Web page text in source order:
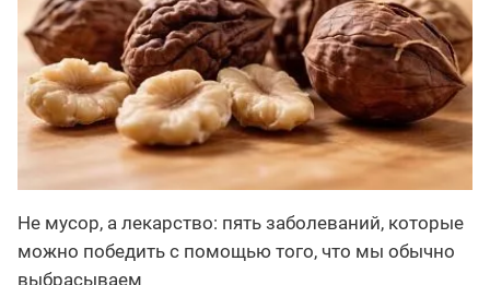
Не мусор, а лекарство: пять заболеваний, которые
можно победить с помощью того, что мы обычно
выбрасываем